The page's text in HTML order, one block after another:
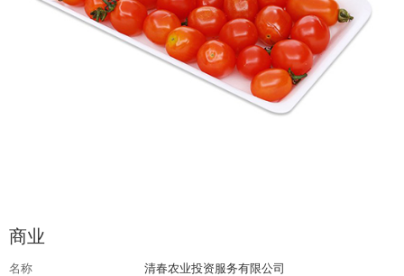
商业
名称
清春农业投资服务有限公司